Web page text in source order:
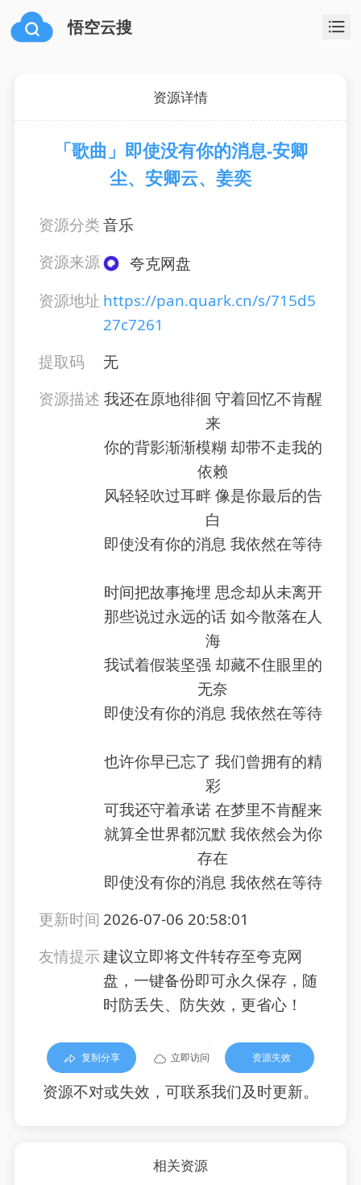
悟空云搜
资源详情
「歌曲」即使没有你的消息-安卿
尘、安卿云、姜奕
资源分类音乐
资源来源
夸克网盘
资源地址 https://pan.quark.cn/s/715d5
27c7261
提取码
无
资源描述 我还在原地徘徊 守着回忆不肯醒
来
你的背影渐渐模糊 却带不走我的
依赖
风轻轻吹过耳畔 像是你最后的告
白
即使没有你的消息 我依然在等待
时间把故事掩埋 思念却从未离开
那些说过永远的话 如今散落在人
海
我试着假装坚强 却藏不住眼里的
无奈
即使没有你的消息 我依然在等待
也许你早已忘了 我们曾拥有的精
彩
可我还守着承诺 在梦里不肯醒来
就算全世界都沉默 我依然会为你
存在
即使没有你的消息 我依然在等待
更新时间 2026-07-06 20:58:01
友情提示建议立即将文件转存至夸克网
盘，一键备份即可永久保存，随
时防丢失、防失效，更省心！
复制分享 立即访问 资源失效
资源不对或失效，可联系我们及时更新。
相关资源